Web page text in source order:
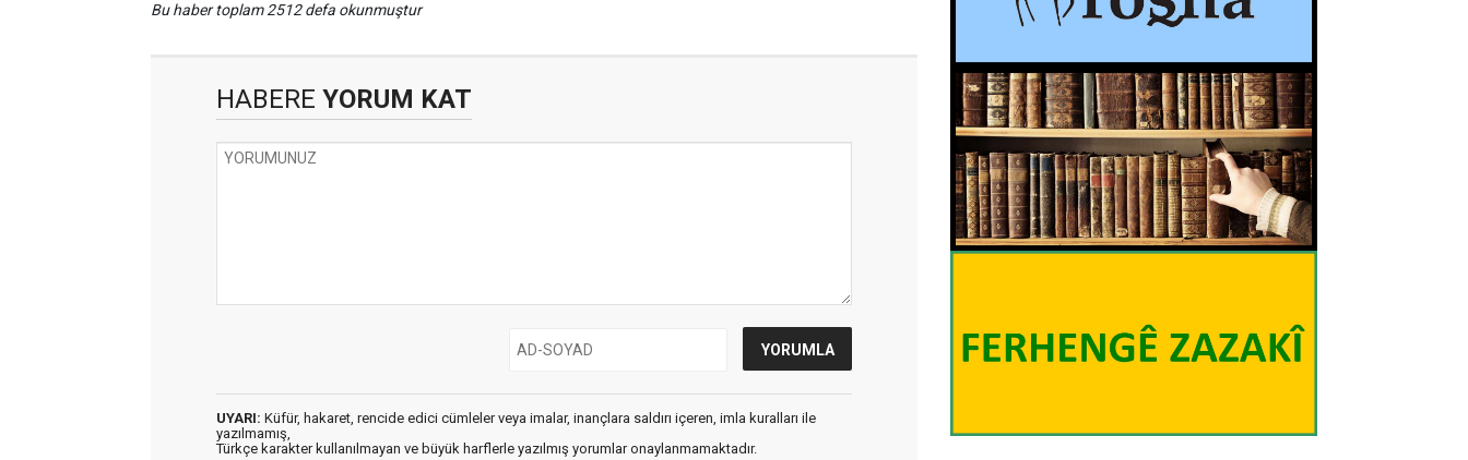
Bu haber toplam 2512 defa okunmuştur
HABERE YORUM KAT
UYARI: Küfür, hakaret, rencide edici cümleler veya imalar, inançlara saldırı içeren, imla kuralları ile
yazılmamış,
Türkçe karakter kullanılmayan ve büyük harflerle yazılmış yorumlar onaylanmamaktadır.